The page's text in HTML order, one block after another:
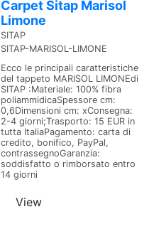
Carpet Sitap Marisol
Limone
SITAP
SITAP-MARISOL-LIMONE
Ecco le principali caratteristiche
del tappeto MARISOL LIMONEdi
SITAP :Materiale: 100% fibra
poliammidicaSpessore cm:
0,6Dimensioni cm: xConsegna:
2-4 giorni;Trasporto: 15 EUR in
tutta ItaliaPagamento: carta di
credito, bonifico, PayPal,
contrassegnoGaranzia:
soddisfatto o rimborsato entro
14 giorni
View